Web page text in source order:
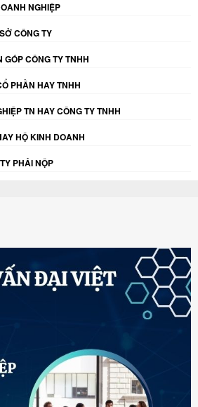
NGHIỆP
CÔNG TY
CÔNG TY TNHH
PHẦN HAY TNHH
TN HAY CÔNG TY TNHH
HỘ KINH DOANH
PHẢI NỘP